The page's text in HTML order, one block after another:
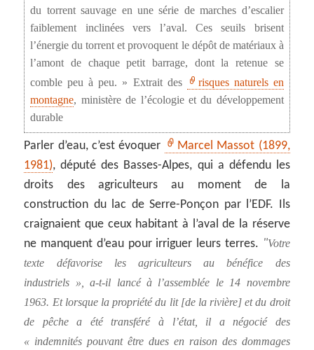
du torrent sauvage en une série de marches d’escalier
faiblement inclinées vers l’aval. Ces seuils brisent
l’énergie du torrent et provoquent le dépôt de matériaux à
l’amont de chaque petit barrage, dont la retenue se
comble peu à peu. » Extrait des
risques naturels en
montagne, ministère de l’écologie et du développement
durable
Parler d’eau, c’est évoquer
Marcel Massot (1899,
1981), député des Basses-Alpes, qui a défendu les
droits des agriculteurs au moment de la
construction du lac de Serre-Ponçon par l’EDF. Ils
craignaient que ceux habitant à l’aval de la réserve
ne manquent d’eau pour irriguer leurs terres.
Votre
texte défavorise les agriculteurs au bénéfice des
industriels », a-t-il lancé à l’assemblée le 14 novembre
1963. Et lorsque la propriété du lit [de la rivière] et du droit
de pêche a été transféré à l’état, il a négocié des
« indemnités pouvant être dues en raison des dommages